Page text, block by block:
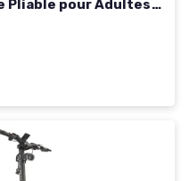
pour Adultes
37km-rouge